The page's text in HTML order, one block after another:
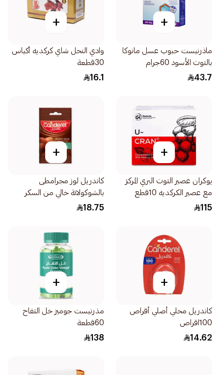
+
ماذرنيست حبوب عسل مانوكا
بالتوت الأسود 60جرام
43.7
+
وادي النحل شاي كركديه أكياس
30قطعة
16.1
+
يوكران عصير التوت البري المركز
مع عصير الكركديه 10قطع
115
+
كاندريل لوز مجرامطى
بالشوكولاتة خالي من السكر
المضاف 40جرام
18.75
+
كاندريل محلي أصلي أقراص
100اقراص
14.62
+
مذرنيست جوميز خل التفاح
60قطعة
138